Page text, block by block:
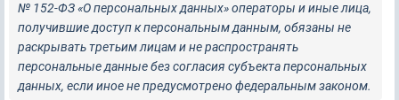
№ 152-ФЗ «О персональных данных» операторы и иные лица,
получившие доступ к персональным данным, обязаны не
раскрывать третьим лицам и не распространять
персональные данные без согласия субъекта персональных
данных, если иное не предусмотрено федеральным законом.